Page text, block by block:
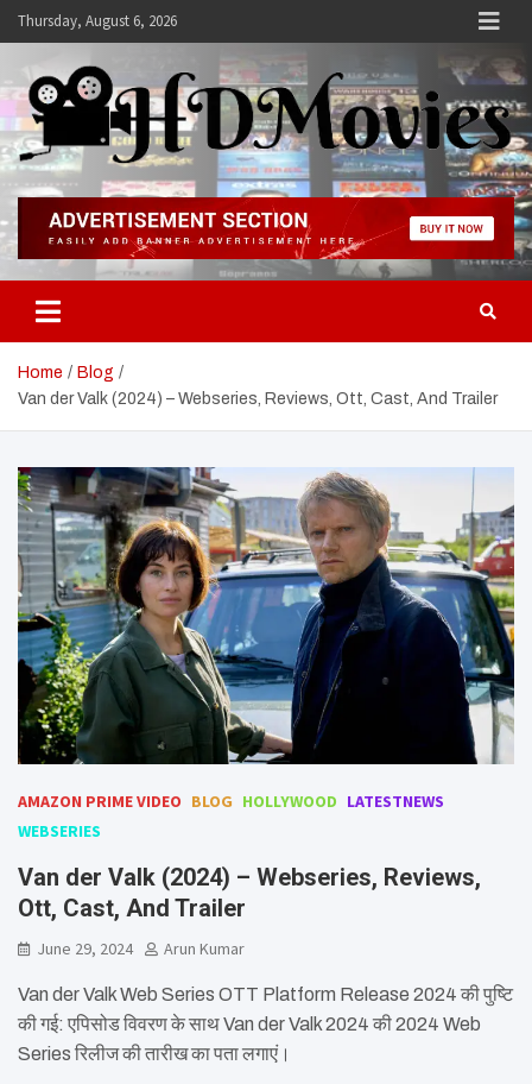
SkipThursday, August 6, 2026
Hdmovies
Home
Blog
Van der Valk (2024) – Webseries, Reviews, Ott, Cast, And Trailer
AMAZON PRIME VIDEO BLOG HOLLYWOOD LATESTNEWS
WEBSERIES
Van der Valk (2024) – Webseries, Reviews,
Ott, Cast, And Trailer
June 29, 2024 Arun Kumar
Van der Valk Web Series OTT Platform Release 2024 की पुष्टि
की गई: एपिसोड विवरण के साथ Van der Valk 2024 की 2024 Web
Series रिलीज की तारीख का पता लगाएं।